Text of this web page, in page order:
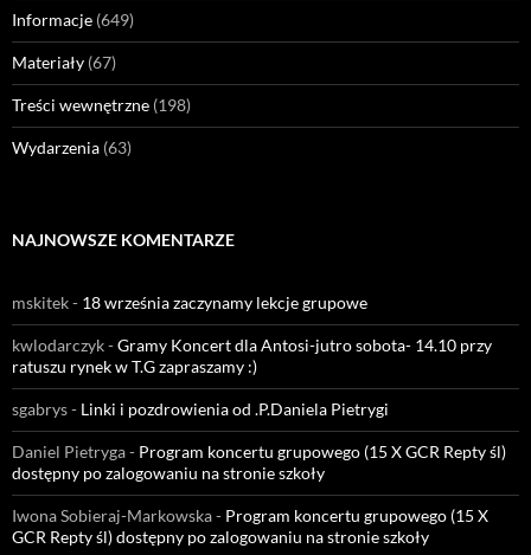
Informacje (649)
Materiały (67)
Treści wewnętrzne (198)
Wydarzenia (63)
NAJNOWSZE KOMENTARZE
mskitek- 18 września zaczynamy lekcje grupowe
kwlodarczyk-Gramy Koncert dla Antosi-jutro sobota- 14.10 przy
ratuszu rynek w T.G zapraszamy :)
sgabrys- Linki i pozdrowienia od .P.Daniela Pietrygi
Daniel Pietryga- Program koncertu grupowego (15 X GCR Repty śl)
dostępny po zalogowaniu na stronie szkoły
Iwona Sobieraj-Markowska- Program koncertu grupowego (15 X
GCR Repty śl) dostępny po zalogowaniu na stronie szkoły